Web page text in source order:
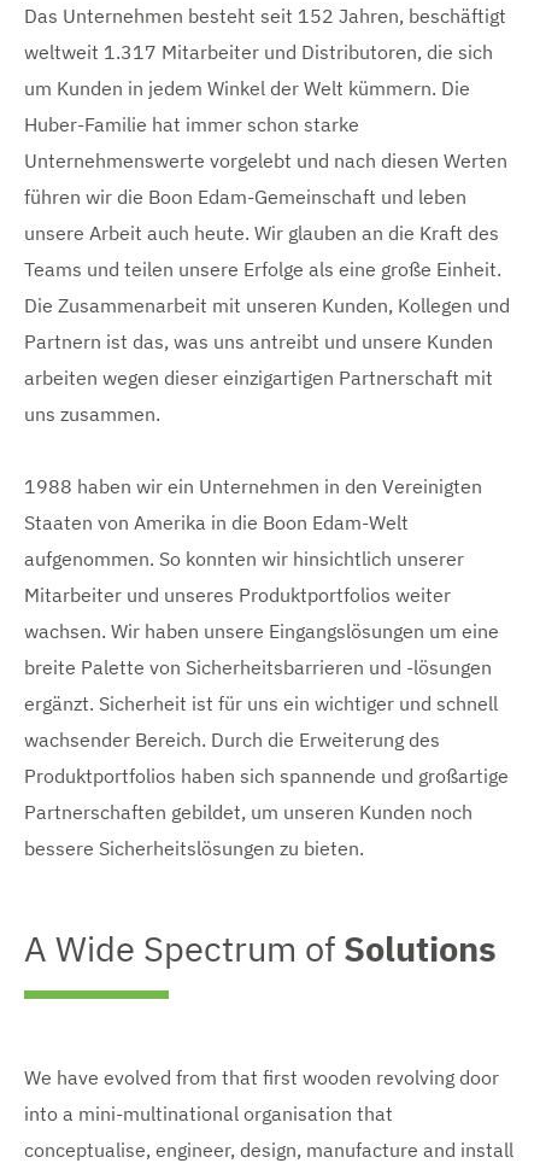
Das Unternehmen besteht seit 152 Jahren, beschäftigt
weltweit 1.317 Mitarbeiter und Distributoren, die sich
um Kunden in jedem Winkel der Welt kümmern. Die
Huber-Familie hat immer schon starke
Unternehmenswerte vorgelebt und nach diesen Werten
führen wir die Boon Edam-Gemeinschaft und leben
unsere Arbeit auch heute. Wir glauben an die Kraft des
Teams und teilen unsere Erfolge als eine große Einheit.
Die Zusammenarbeit mit unseren Kunden, Kollegen und
Partnern ist das, was uns antreibt und unsere Kunden
arbeiten wegen dieser einzigartigen Partnerschaft mit
uns zusammen.
1988 haben wir ein Unternehmen in den Vereinigten
Staaten von Amerika in die Boon Edam-Welt
aufgenommen. So konnten wir hinsichtlich unserer
Mitarbeiter und unseres Produktportfolios weiter
wachsen. Wir haben unsere Eingangslösungen um eine
breite Palette von Sicherheitsbarrieren und -lösungen
ergänzt. Sicherheit ist für uns ein wichtiger und schnell
wachsender Bereich. Durch die Erweiterung des
Produktportfolios haben sich spannende und großartige
Partnerschaften gebildet, um unseren Kunden noch
bessere Sicherheitslösungen zu bieten.
A Wide Spectrum of Solutions
We have evolved from that first wooden revolving door
into a mini-multinational organisation that
conceptualise, engineer, design, manufacture and install